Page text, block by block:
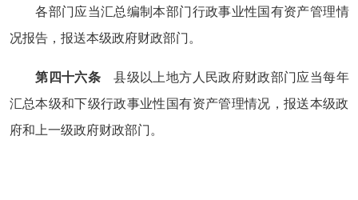
各部门应当汇总编制本部门行政事业性国有资产管理情
况报告，报送本级政府财政部门。
第四十六条 县级以上地方人民政府财政部门应当每年
汇总本级和下级行政事业性国有资产管理情况，报送本级政
府和上一级政府财政部门。